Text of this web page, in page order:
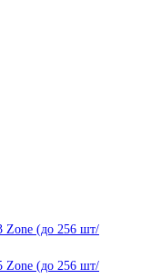
Zone (до 256 шт/
Zone (до 256 шт/